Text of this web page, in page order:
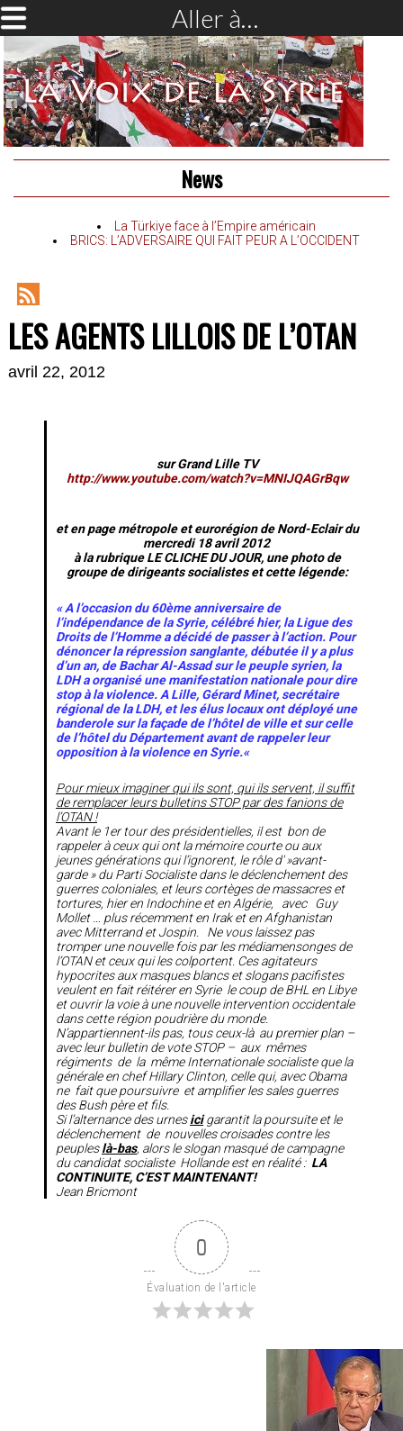
Aller à…
News
La Türkiye face à l’Empire américain
BRICS: L’ADVERSAIRE QUI FAIT PEUR A L’OCCIDENT
RSS
Feed
LES AGENTS LILLOIS DE L’OTAN
avril 22, 2012
surGrand Lille TV
http://www.youtube.com/watch?v=MNIJQAGrBqw
et en page métropole et eurorégion deNord-Eclairdu
mercredi 18 avril 2012
à la rubrique LE CLICHE DU JOUR, une photo de
groupe de dirigeants socialistes et cette légende:
« A l’occasion du 60ème anniversaire de
l’indépendance de la Syrie, célébré hier, la Ligue des
Droits de l’Homme a décidé de passer à l’action. Pour
dénoncer la répression sanglante, débutée il y a plus
d’un an, de Bachar Al-Assad sur le peuple syrien, la
LDH a organisé une manifestation nationale pour dire
stop à la violence. A Lille, Gérard Minet, secrétaire
régional de la LDH, et les élus locaux ont déployé une
banderole sur la façade de l’hôtel de ville et sur celle
de l’hôtel du Département avant de rappeler leur
opposition à la violence en Syrie.«
Pour mieux imaginer qui ils sont, qui ils servent, il suffit
de remplacer leurs bulletins STOP par des fanions de
l’OTAN !
Avant le 1er tour des présidentielles, il est bon de
rappeler à ceux qui ont la mémoire courte ou aux
jeunes générations qui l’ignorent, le rôle d' »avant-
garde » du Parti Socialiste dans le déclenchement des
guerres coloniales, et leurs cortèges de massacres et
tortures, hier en Indochine et en Algérie, avec Guy
Mollet … plus récemment en Irak et en Afghanistan
avec Mitterrand et Jospin. Ne vous laissez pas
tromper une nouvelle fois par les médiamensonges de
l’OTAN et ceux qui les colportent. Ces agitateurs
hypocrites aux masques blancs et slogans pacifistes
veulent en fait réitérer en Syrie le coup de BHL en Libye
et ouvrir la voie à une nouvelle intervention occidentale
dans cette région poudrière du monde.
N’appartiennent-ils pas, tous ceux-là au premier plan –
avec leur bulletin de vote STOP – aux mêmes
régiments de la même Internationale socialiste que la
générale en chef Hillary Clinton, celle qui, avec Obama
ne fait que poursuivre et amplifier les sales guerres
des Bush père et fils.
Si l’alternance des urnesicigarantit la poursuite et le
déclenchement de nouvelles croisades contre les
peupleslà-bas, alors le slogan masqué de campagne
du candidat socialiste Hollande est en réalité : LA
CONTINUITE, C’EST MAINTENANT!
Jean Bricmont
0
Évaluation de l'article